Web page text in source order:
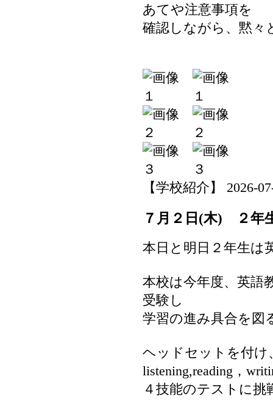
あてや注意事項を
確認しながら、黙々
【学校紹介】 2026-
７月２日(木) ２年
本日と明日２年生は
本校は今年度、英語
受験し
学習の進み具合を図
ヘッドセットを付
listening,reading，
４技能のテストに挑